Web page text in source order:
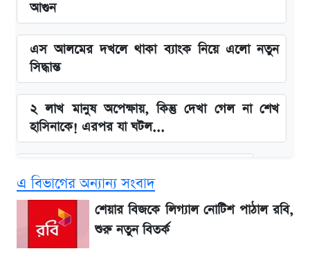
আগুন
এস আলমের দখলে থাকা ব্যাংক নিয়ে এলো নতুন
সিদ্ধান্ত
২ লাখ মানুষ অপেক্ষায়, কিন্তু দেখা গেল না শেখ
হাসিনাকে! এরপর যা ঘটল...
সাকিবের বাড়িতে হামলা নিয়ে মুখ খুললেন দিলীপ
ঘোষ
এ বিভাগের অন্যান্য সংবাদ
শেয়ার বিজকে লিগ্যাল নোটিশ পাঠাল রবি,
শুরু নতুন বিতর্ক